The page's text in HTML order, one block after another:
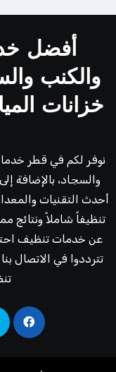
أفضل
والكنب
خزانات
نوفر لكم في قطر
والسجاد، بالإضافة
أحدث التقنيات
تنظيفاً شاملاً ونتائج
عن خدمات تنظيف